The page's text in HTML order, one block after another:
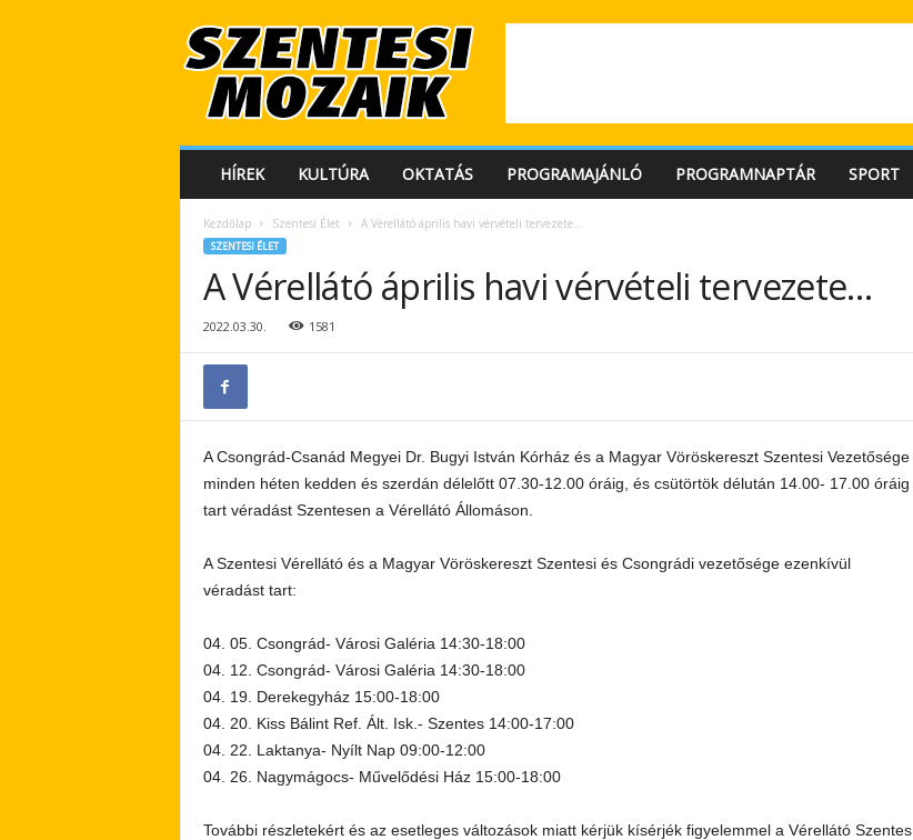
e
HÍREK KULTÚRA OKTATÁS PROGRAMAJÁNLÓ PROGRAMNAPTÁR SPORT
Kezdőlap Szentesi Élet A Vérellátó április havi vérvételi tervezete…
SZENTESI ÉLET
A Vérellátó április havi vérvételi tervezete…
2022.03.30. 1581
A Csongrád-Csanád Megyei Dr. Bugyi István Kórház és a Magyar Vöröskereszt Szentesi Vezetősége
minden héten kedden és szerdán délelőtt 07.30-12.00 óráig, és csütörtök délután 14.00- 17.00 óráig
tart véradást Szentesen a Vérellátó Állomáson.
A Szentesi Vérellátó és a Magyar Vöröskereszt Szentesi és Csongrádi vezetősége ezenkívül
véradást tart:
04. 05. Csongrád- Városi Galéria 14:30-18:00
04. 12. Csongrád- Városi Galéria 14:30-18:00
04. 19. Derekegyház 15:00-18:00
04. 20. Kiss Bálint Ref. Ált. Isk.- Szentes 14:00-17:00
04. 22. Laktanya- Nyílt Nap 09:00-12:00
04. 26. Nagymágocs- Művelődési Ház 15:00-18:00
További részletekért és az esetleges változások miatt kérjük kísérjék figyelemmel a Vérellátó Szentes